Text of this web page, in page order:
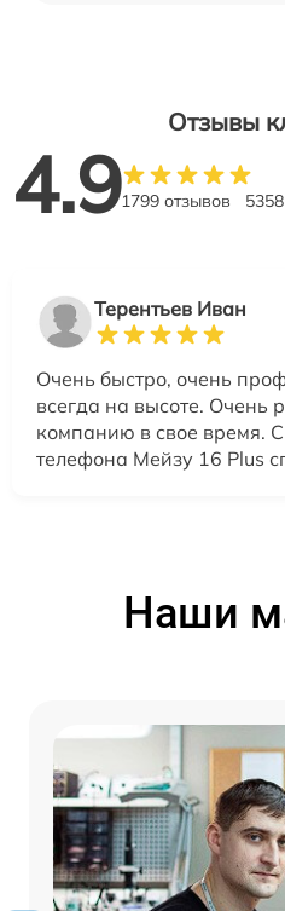
Отзывы
4.91799 отзывов
Терентьев Иван
Очень быстро, очень
всегда на высоте. Очень
компанию в свое время.
телефона Мейзу 16 Plus
Наши